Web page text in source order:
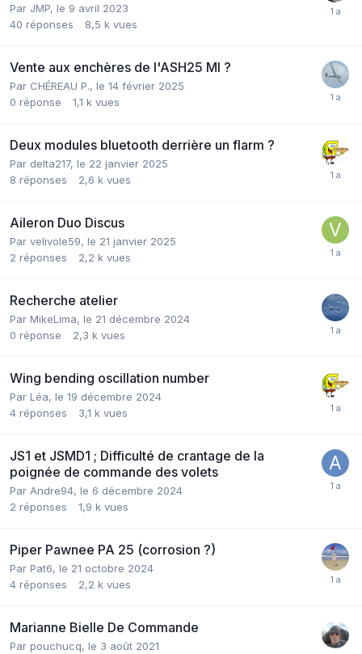
Par JMP, le 9 avril 2023
40 réponses 8,5 k vues
Vente aux enchères de l'ASH25 MI ?
Par CHÉREAU P., le 14 février 2025
0 réponse 1,1 k vues
Deux modules bluetooth derrière un flarm ?
Par delta217, le 22 janvier 2025
8 réponses 2,6 k vues
Aileron Duo Discus
Par velivole59, le 21 janvier 2025
2 réponses 2,2 k vues
Recherche atelier
Par MikeLima, le 21 décembre 2024
0 réponse 2,3 k vues
Wing bending oscillation number
Par Léa, le 19 décembre 2024
4 réponses 3,1 k vues
JS1 et JSMD1 ; Difficulté de crantage de la
poignée de commande des volets
Par Andre94, le 6 décembre 2024
2 réponses 1,9 k vues
Piper Pawnee PA 25 (corrosion ?)
Par Pat6, le 21 octobre 2024
4 réponses 2,2 k vues
Marianne Bielle De Commande
Par pouchucq, le 3 août 2021